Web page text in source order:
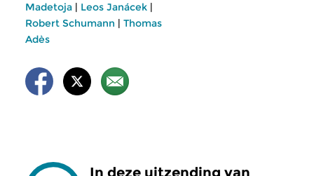
Madetoja | Leos Janácek |
Robert Schumann | Thomas
Adès
In deze uitzending van